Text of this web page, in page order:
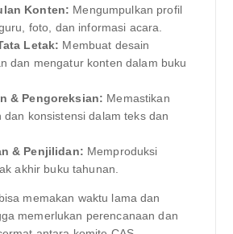
Konten: Mengumpulkan profil
foto, dan informasi acara.
Letak: Membuat desain
dan mengatur konten dalam buku
& Pengoreksian: Memastikan
dan konsistensi dalam teks dan
& Penjilidan: Memproduksi
akhir buku tahunan.
memakan waktu lama dan
memerlukan perencanaan dan